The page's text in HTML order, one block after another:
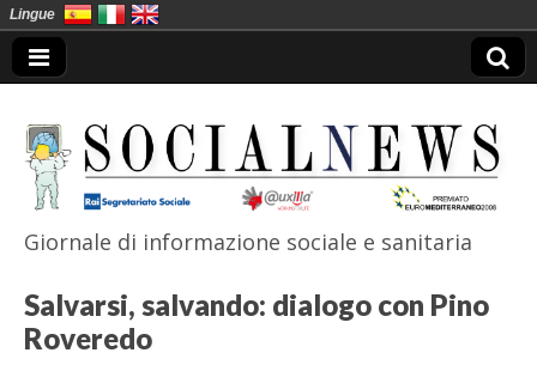
SocialNews
Giornale di informazione sociale e sanitaria
Salvarsi, salvando: dialogo con Pino
Roveredo
Lingue